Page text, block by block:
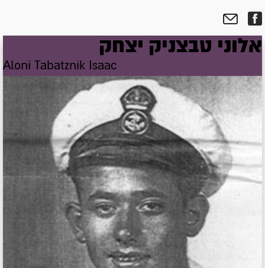
אלוני טבצניק יצחק
Aloni Tabatznik Isaac